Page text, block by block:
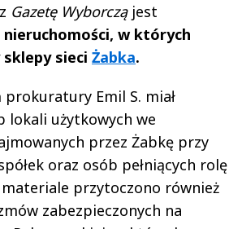
Gazetę Wyborcząjest
w których
sieci Żabka.
prokuratury Emil S. miał
lokali użytkowych we
przez Żabkę przy
oraz osób pełniących rolę
przytoczono również
zabezpieczonych na